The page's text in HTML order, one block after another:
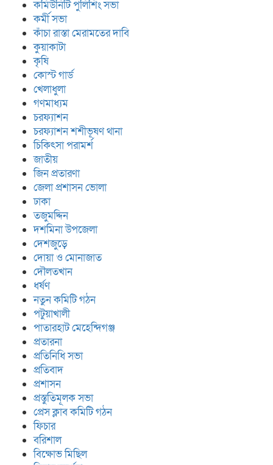
কমিউনিটি পুলিশিং সভা
কর্মী সভা
কাঁচা রাস্তা মেরামতের দাবি
কুয়াকাটা
কৃষি
কোস্ট গার্ড
খেলাধুলা
গণমাধ্যম
চরফ্যাশন
চরফ্যাশন শশীভূষণ থানা
চিকিৎসা পরামর্শ
জাতীয়
জিন প্রতারণা
জেলা প্রশাসন ভোলা
ঢাকা
তজুমদ্দিন
দশমিনা উপজেলা
দেশজুড়ে
দোয়া ও মোনাজাত
দৌলতখান
ধর্ষণ
নতুন কমিটি গঠন
পটুয়াখালী
পাতারহাট মেহেন্দিগঞ্জ
প্রতারনা
প্রতিনিধি সভা
প্রতিবাদ
প্রশাসন
প্রস্তুতিমূলক সভা
প্রেস ক্লাব কমিটি গঠন
ফিচার
বরিশাল
বিক্ষোভ মিছিল